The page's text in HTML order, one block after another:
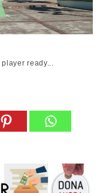
player ready...